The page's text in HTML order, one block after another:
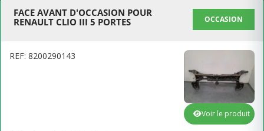
FACE AVANT D'OCCASION POUR
RENAULT CLIO III 5 PORTES
OCCASION
REF: 8200290143
Voir le produit